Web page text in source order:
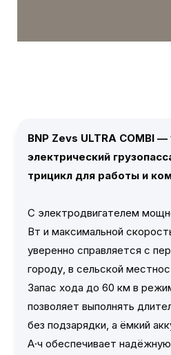
BNP Zevs ULTRA COMBI
электрический
трицикл для работы и
С электродвигателем
Вт и максимальной
уверенно справляется с
городу, в сельской
Запас хода до 60 км в
позволяет выполнять
без подзарядки, а ёмкий
А·ч обеспечивает